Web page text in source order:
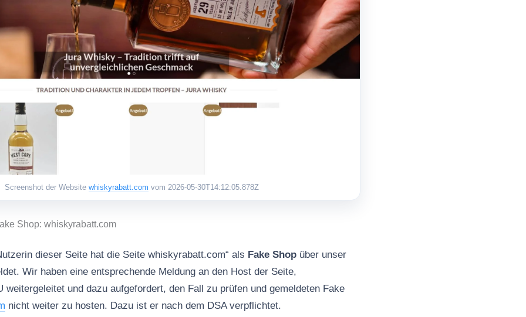
Screenshot der Website whiskyrabatt.com vom 2026-05-30T14:12:05.878Z
Shop: whiskyrabatt.com
dieser Seite hat die Seite whiskyrabatt.com“ als Fake Shop über unser
Wir haben eine entsprechende Meldung an den Host der Seite,
weitergeleitet und dazu aufgefordert, den Fall zu prüfen und gemeldeten Fake
nicht weiter zu hosten. Dazu ist er nach dem DSA verpflichtet.